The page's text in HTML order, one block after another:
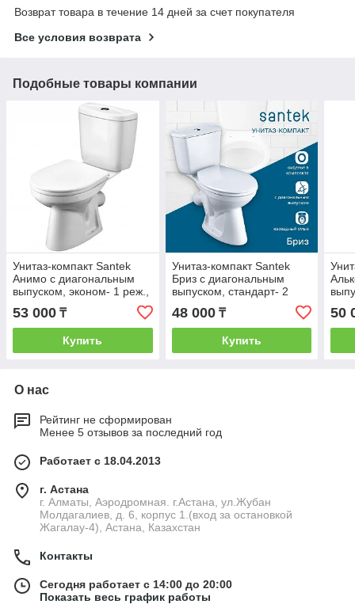
Возврат товара в течение 14 дней за счет покупателя
Все условия возврата
Подобные товары компании
Унитаз-компакт Santek
Анимо с диагональным
выпуском, эконом- 1 реж.,
полипропилен,
1WH110032
53 000 ₸
Купить
Унитаз-компакт Santek
Бриз с диагональным
выпуском, стандарт- 2
реж., дюропласт,
1WH302138
48 000₸
Купить
50
О нас
Рейтинг не сформирован
Менее 5 отзывов за последний год
Работает с 18.04.2013
г. Астана
г. Алматы, Аэродромная. г.Астана, ул.Жубан
Молдагалиев, д. 6, корпус 1.(вход за остановкой
Жагалау-4), Астана, Казахстан
Контакты
Сегодня работает с 14:00 до 20:00
Показать весь график работы